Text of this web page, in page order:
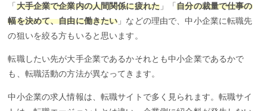
「大手企業で企業内の人間関係に疲れた 」「自分の裁量で仕事の
幅を決めて、自由に働きたい 」などの理由で、中小企業に転職先
の狙いを絞る方もいると思います。
転職したい先が大手企業であるかそれとも中小企業であるかで
も、転職活動の方法が異なってきます。
中小企業の求人情報は、転職サイトで多く見られます。転職サイ